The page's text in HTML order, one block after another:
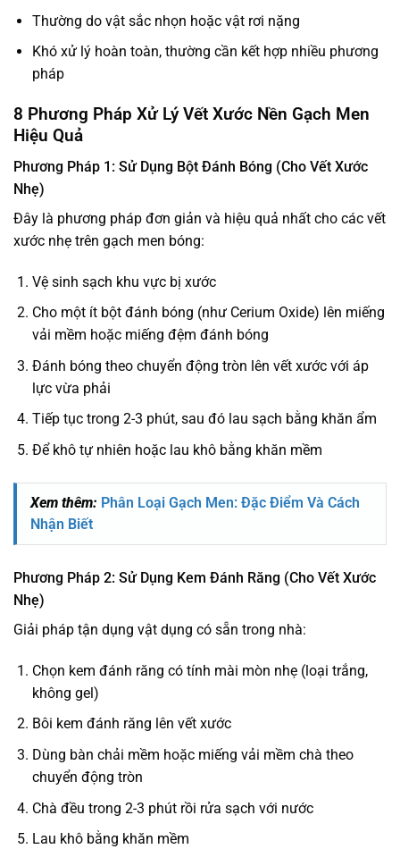
Thường do vật sắc nhọn hoặc vật rơi nặng
Khó xử lý hoàn toàn, thường cần kết hợp nhiều phương
pháp
8 Phương Pháp Xử Lý Vết Xước Nền Gạch Men
Hiệu Quả
Phương Pháp 1: Sử Dụng Bột Đánh Bóng (Cho Vết Xước
Nhẹ)
Đây là phương pháp đơn giản và hiệu quả nhất cho các vết
xước nhẹ trên gạch men bóng:
Vệ sinh sạch khu vực bị xước
Cho một ít bột đánh bóng (như Cerium Oxide) lên miếng
vải mềm hoặc miếng đệm đánh bóng
Đánh bóng theo chuyển động tròn lên vết xước với áp
lực vừa phải
Tiếp tục trong 2-3 phút, sau đó lau sạch bằng khăn ẩm
Để khô tự nhiên hoặc lau khô bằng khăn mềm
Xem thêm: Phân Loại Gạch Men: Đặc Điểm Và Cách
Nhận Biết
Phương Pháp 2: Sử Dụng Kem Đánh Răng (Cho Vết Xước
Nhẹ)
Giải pháp tận dụng vật dụng có sẵn trong nhà:
Chọn kem đánh răng có tính mài mòn nhẹ (loại trắng,
không gel)
Bôi kem đánh răng lên vết xước
Dùng bàn chải mềm hoặc miếng vải mềm chà theo
chuyển động tròn
Chà đều trong 2-3 phút rồi rửa sạch với nước
Lau khô bằng khăn mềm